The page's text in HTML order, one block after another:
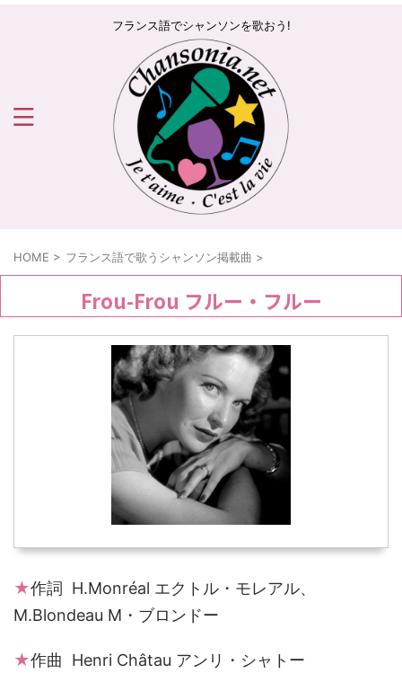
フランス語でシャンソンを歌おう!
HOME > フランス語で歌うシャンソン掲載曲 >
Frou-Frou フルー・フルー
★作詞 H.Monréal エクトル・モレアル、
M.Blondeau M・ブロンドー
★作曲 Henri Châtau アンリ・シャトー